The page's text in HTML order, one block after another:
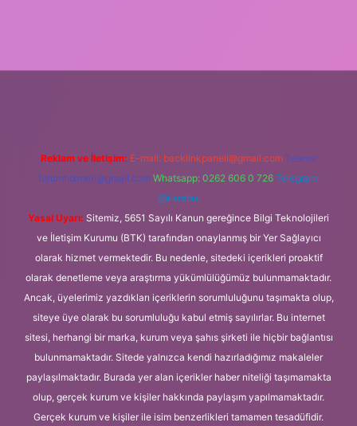
Reklam ve İletişim: E-mail: backlinkpaneli@gmail.com Teams:
forumhizmeti@gmail.com Whatsapp: 0262 606 0 726 Telegram:
@karabul
Yasal Uyarı: Sitemiz, 5651 Sayılı Kanun gereğince Bilgi Teknolojileri
ve İletişim Kurumu (BTK) tarafından onaylanmış bir Yer Sağlayıcı
olarak hizmet vermektedir. Bu nedenle, sitedeki içerikleri proaktif
olarak denetleme veya araştırma yükümlülüğümüz bulunmamaktadır.
Ancak, üyelerimiz yazdıkları içeriklerin sorumluluğunu taşımakta olup,
siteye üye olarak bu sorumluluğu kabul etmiş sayılırlar. Bu internet
sitesi, herhangi bir marka, kurum veya şahıs şirketi ile hiçbir bağlantısı
bulunmamaktadır. Sitede yalnızca kendi hazırladığımız makaleler
paylaşılmaktadır. Burada yer alan içerikler haber niteliği taşımamakta
olup, gerçek kurum ve kişiler hakkında paylaşım yapılmamaktadır.
Gerçek kurum ve kişiler ile isim benzerlikleri tamamen tesadüfidir.